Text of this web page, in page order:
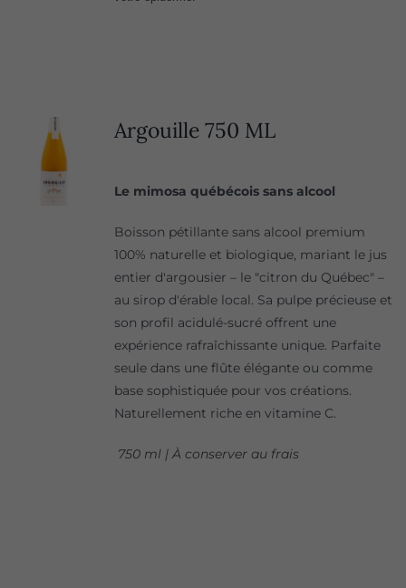
Argouille 750 ML
Le mimosa québécois sans alcool
Boisson pétillante sans alcool premium
100% naturelle et biologique, mariant le jus
entier d'argousier – le "citron du Québec" –
au sirop d'érable local. Sa pulpe précieuse et
son profil acidulé-sucré offrent une
expérience rafraîchissante unique. Parfaite
seule dans une flûte élégante ou comme
base sophistiquée pour vos créations.
Naturellement riche en vitamine C.
750 ml | À conserver au frais